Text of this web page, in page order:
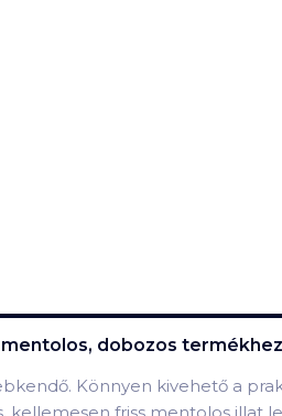
dobozos
Könnyen kivehető a